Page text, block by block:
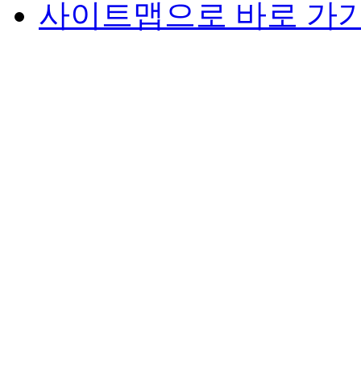
사이트맵으로 바로 가